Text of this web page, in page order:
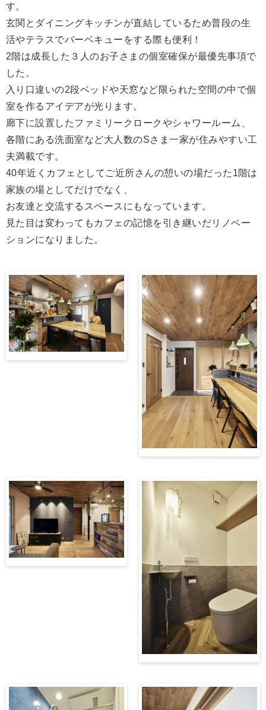
す。
玄関とダイニングキッチンが直結しているため普段の生
活やテラスでバーベキューをする際も便利！
2階は成長した３人のお子さまの個室確保が最優先事項で
した。
入り口違いの2段ベッドや天窓など限られた空間の中で個
室を作るアイデアが光ります。
廊下に設置したファミリークロークやシャワールーム、
各階にある洗面室など大人数のSさま一家が住みやすい工
夫満載です。
40年近くカフェとしてご近所さんの憩いの場だった1階は
家族の場としてだけでなく、
お友達と交流するスペースにもなっています。
見た目は変わってもカフェの記憶を引き継いだリノベー
ションになりました。